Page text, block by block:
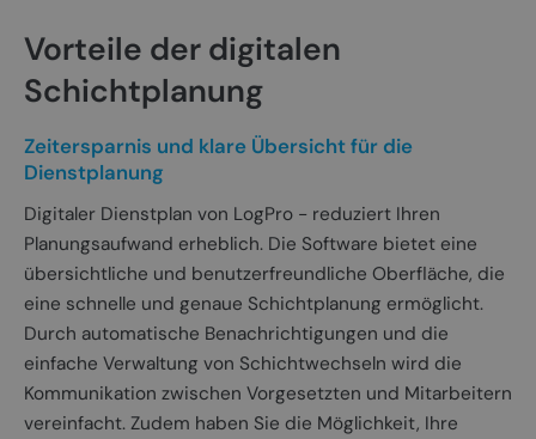
Vorteile der digitalen
Schichtplanung
Zeitersparnis und klare Übersicht für die
Dienstplanung
Digitaler Dienstplan von LogPro - reduziert Ihren
Planungsaufwand erheblich. Die Software bietet eine
übersichtliche und benutzerfreundliche Oberfläche, die
eine schnelle und genaue Schichtplanung ermöglicht.
Durch automatische Benachrichtigungen und die
einfache Verwaltung von Schichtwechseln wird die
Kommunikation zwischen Vorgesetzten und Mitarbeitern
vereinfacht. Zudem haben Sie die Möglichkeit, Ihre